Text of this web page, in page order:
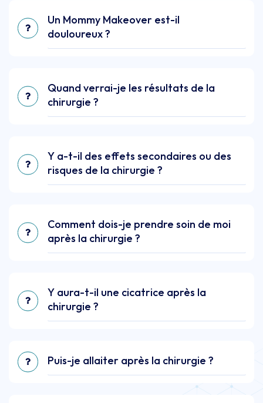
Un Mommy Makeover est-il
douloureux ?
Quand verrai-je les résultats de la
chirurgie ?
Y a-t-il des effets secondaires ou des
risques de la chirurgie ?
Comment dois-je prendre soin de moi
après la chirurgie ?
Y aura-t-il une cicatrice après la
chirurgie ?
Puis-je allaiter après la chirurgie ?